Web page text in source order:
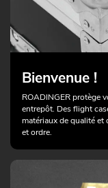
Bienvenue !
ROADINGER protège
entrepôt. Des flight
matériaux de qualité
et ordre.